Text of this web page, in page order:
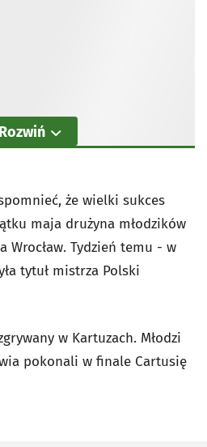
Rozwiń
że wielki sukces
maja drużyna młodzików
Wrocław. Tydzień temu - w
tytuł mistrza Polski
w Kartuzach. Młodzi
pokonali w finale Cartusię